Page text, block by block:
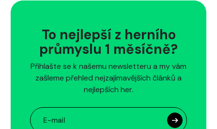
To nejlepší z herního
průmyslu 1 měsíčně?
Přihlašte se k našemu newsletteru a my vám
zašleme přehled nejzajímavějších článků a
nejlepších her.